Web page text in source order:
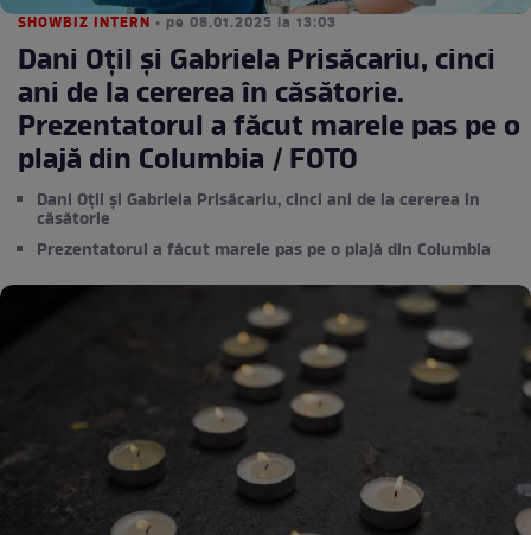
SHOWBIZ INTERN • pe 08.01.2025 la 13:03
Dani Oțil și Gabriela Prisăcariu, cinci
ani de la cererea în căsătorie.
Prezentatorul a făcut marele pas pe o
plajă din Columbia / FOTO
Dani Oțil și Gabriela Prisăcariu, cinci ani de la cererea în
căsătorie
Prezentatorul a făcut marele pas pe o plajă din Columbia